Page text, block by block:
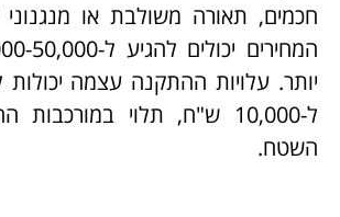
חכמים, תאורה משולבת או
ל-10,000 ש"ח, תלוי
השטח.